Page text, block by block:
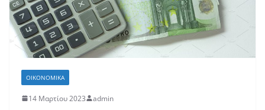
ΟΙΚΟΝΟΜΙΚΆ
14 Μαρτίου 2023 admin